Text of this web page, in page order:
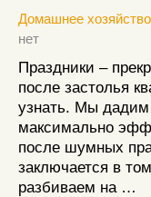
Домашнее хозяйство
нет
Праздники –
после застолья
узнать. Мы дадим
максимально
после шумных
заключается в
разбиваем на …